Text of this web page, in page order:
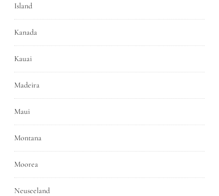
Island
Kanada
Kauai
Madeira
Maui
Montana
Moorea
Neuseeland